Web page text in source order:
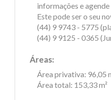
informações e
Este pode ser o seu
(44) 9 9743 - 5775
(44) 9 9125 - 0365
Áreas:
Área privativa: 96,05
Área total: 153,33 m²